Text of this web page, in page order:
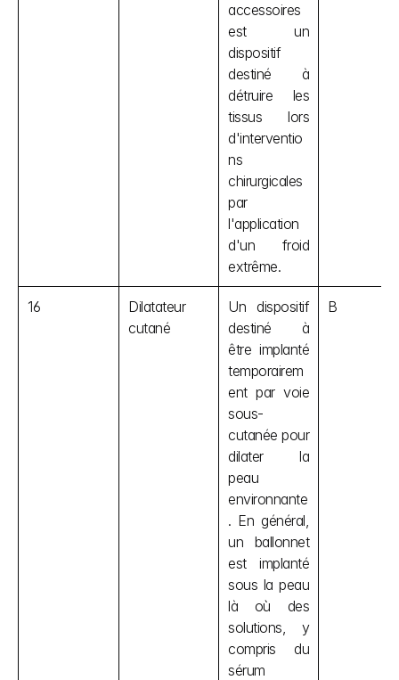
accessoires
est un
dispositif
destiné à
détruire les
tissus lors
d'interventio
ns
chirurgicales
par
l'application
d'un froid
extrême.
16
Dilatateur
cutané
Un dispositif
destiné à
être implanté
temporairem
ent par voie
sous-
cutanée pour
dilater la
peau
environnante
. En général,
un ballonnet
est implanté
sous la peau
là où des
solutions, y
compris du
sérum
B